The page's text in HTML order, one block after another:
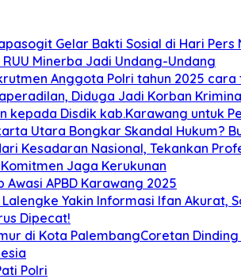
Gelar Bakti Sosial di Hari Pers
Minerba Jadi Undang-Undang
Anggota Polri tahun 2025
Diduga Jadi Korban
kepada Disdik kab.Karawang untuk
Utara Bongkar Skandal Hukum?
Kesadaran Nasional, Tekankan
Jaga Kerukunan
Awasi APBD Karawang 2025
Lalengke Yakin Informasi Ifan Akurat,
Dipecat!
di Kota PalembangCoretan
Polri